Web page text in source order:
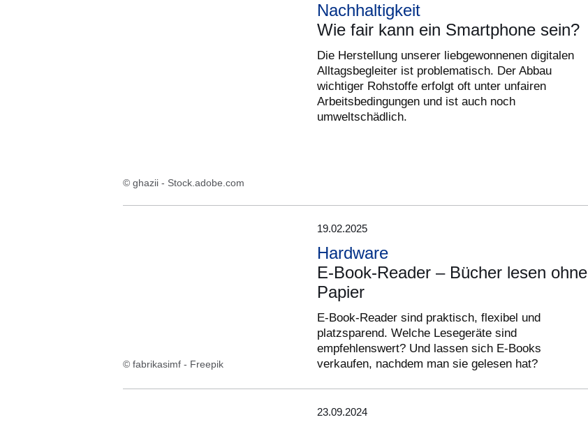
© ghazii - Stock.adobe.com
Nachhaltigkeit
Wie fair kann ein Smartphone sein?
Die Herstellung unserer liebgewonnenen digitalen
Alltagsbegleiter ist problematisch. Der Abbau
wichtiger Rohstoffe erfolgt oft unter unfairen
Arbeitsbedingungen und ist auch noch
umweltschädlich.
© fabrikasimf - Freepik
19.02.2025
Hardware
E-Book-Reader – Bücher lesen ohne
Papier
E-Book-Reader sind praktisch, flexibel und
platzsparend. Welche Lesegeräte sind
empfehlenswert? Und lassen sich E-Books
verkaufen, nachdem man sie gelesen hat?
23.09.2024